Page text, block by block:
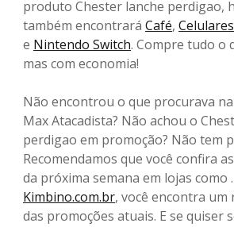
produto Chester lanche perdigao,
também encontrará Café, Celulares
e Nintendo Switch. Compre tudo o
mas com economia!
Não encontrou o que procurava
Max Atacadista? Não achou o
perdigao em promoção? Não tem
Recomendamos que você confira
da próxima semana em lojas como
Kimbino.com.br, você encontra um
das promoções atuais. E se quiser